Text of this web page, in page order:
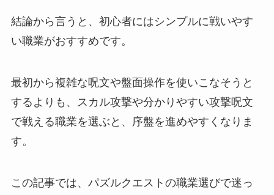
結論から言うと、初心者にはシンプルに戦いやす
い職業がおすすめです。
最初から複雑な呪文や盤面操作を使いこなそうと
するよりも、スカル攻撃や分かりやすい攻撃呪文
で戦える職業を選ぶと、序盤を進めやすくなりま
す。
この記事では、パズルクエストの職業選びで迷っ